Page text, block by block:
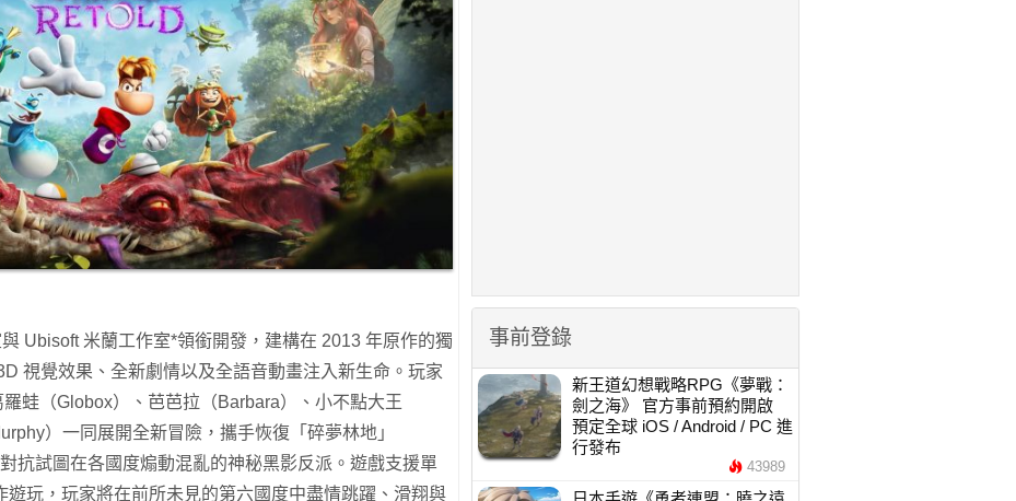
Ubisoft 米蘭工作室*領銜開發，建構在 2013 年原作的獨
視覺效果、全新劇情以及全語音動畫注入新生命。玩家
蛙（Globox）、芭芭拉（Barbara）、小不點大王
）一同展開全新冒險，攜手恢復「碎夢林地」
抗試圖在各國度煽動混亂的神秘黑影反派。遊戲支援單
遊玩，玩家將在前所未見的第六國度中盡情跳躍、滑翔與
事前登錄
新王道幻想戰略RPG《夢戰：
劍之海》 官方事前預約開啟
預定全球 iOS / Android / PC 進
行發布
43989